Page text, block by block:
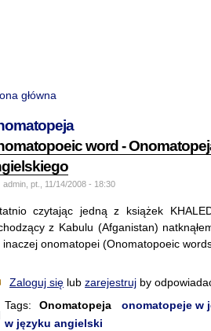
główna
word -
admin, pt., 11/14/2008 - 18:30
czytając jedną z książek
z Kabulu (Afganistan)
inaczej onomatopei (Onomatopoeic
Zaloguj się lubzarejestruj by
Tags:
Onomatopeja onomatopeje w
w języku angielski